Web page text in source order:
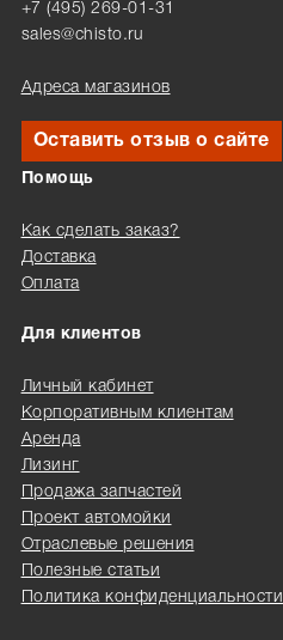
+7 (495) 269-01-31
sales@chisto.ru
Адреса магазинов
Оставить отзыв о сайте
Помощь
Как сделать заказ?
Доставка
Оплата
Для клиентов
Личный кабинет
Корпоративным клиентам
Аренда
Лизинг
Продажа запчастей
Проект автомойки
Отраслевые решения
Полезные статьи
Политика конфиденциальности